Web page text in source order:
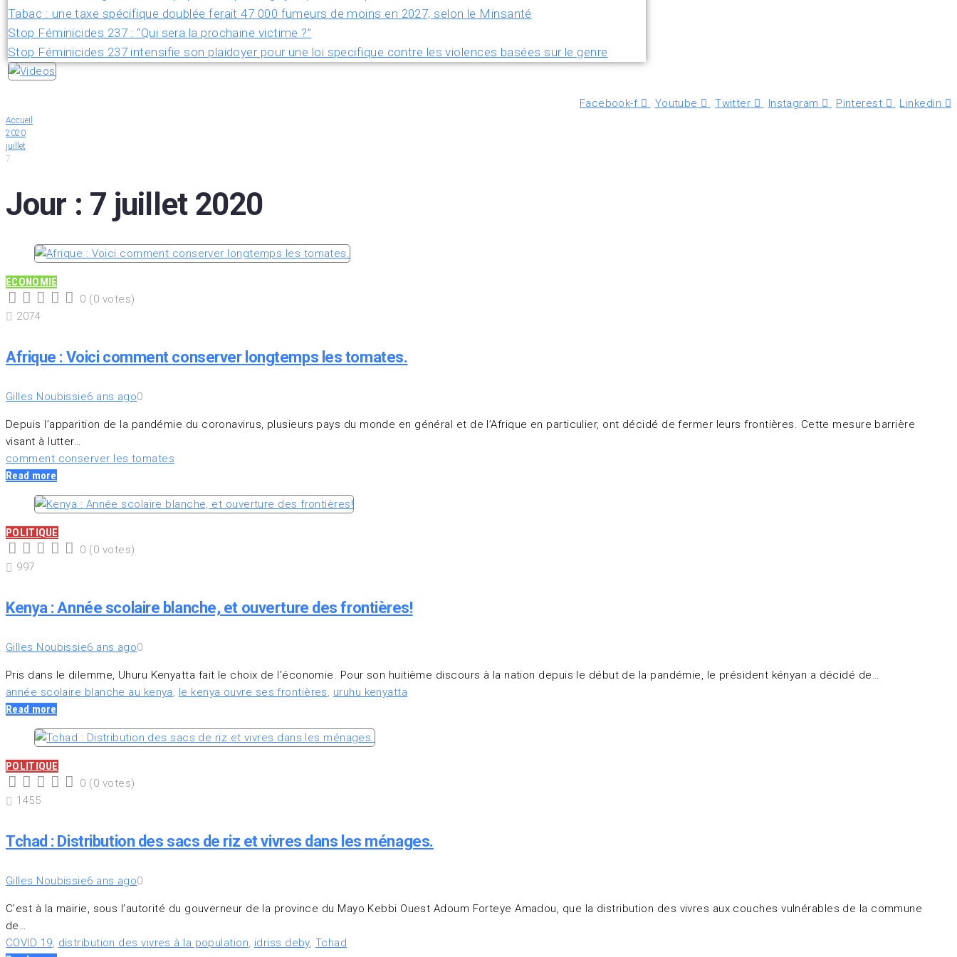
Tabac : une taxe spécifique doublée ferait 47 000 fumeurs de moins en 2027, selon le Minsanté
Stop Féminicides 237 : “Qui sera la prochaine victime ?”
Stop Féminicides 237 intensifie son plaidoyer pour une loi specifique contre les violences basées sur le genre
Facebook-f Youtube Twitter Instagram Pinterest Linkedin
Accueil
2020
juillet
7
Jour : 7 juillet 2020
ECONOMIE
3
2
1
0 (0 votes)
2074
Afrique : Voici comment conserver longtemps les tomates.
Gilles Noubissie6 ans ago0
Depuis l’apparition de la pandémie du coronavirus, plusieurs pays du monde en général et de l’Afrique en particulier, ont décidé de fermer leurs frontières. Cette mesure barrière
visant à lutter…
comment conserver les tomates
Read more
POLITIQUE
2
1
0 (0 votes)
997
Kenya : Année scolaire blanche, et ouverture des frontières!
Gilles Noubissie6 ans ago0
Pris dans le dilemme, Uhuru Kenyatta fait le choix de l’économie. Pour son huitième discours à la nation depuis le début de la pandémie, le président kényan a décidé de…
année scolaire blanche au kenya, le kenya ouvre ses frontières, uruhu kenyatta
Read more
POLITIQUE
3
2
1
0 (0 votes)
1455
Tchad : Distribution des sacs de riz et vivres dans les ménages.
Gilles Noubissie6 ans ago0
C’est à la mairie, sous l’autorité du gouverneur de la province du Mayo Kebbi Ouest Adoum Forteye Amadou, que la distribution des vivres aux couches vulnérables de la commune
de…
COVID 19, distribution des vivres à la population, idriss deby, Tchad